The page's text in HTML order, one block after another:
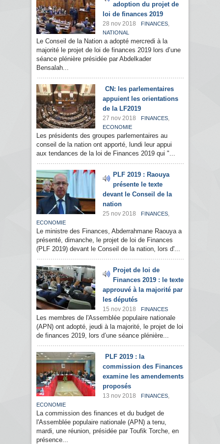
adoption du projet de
loi de finances 2019
28 nov 2018 FINANCES,
NATIONAL
Le Conseil de la Nation a adopté mercredi à la
majorité le projet de loi de finances 2019 lors d’une
séance plénière présidée par Abdelkader
Bensalah...
CN: les parlementaires
appuient les orientations
de la LF2019
27 nov 2018 FINANCES,
ECONOMIE
Les présidents des groupes parlementaires au
conseil de la nation ont apporté, lundi leur appui
aux tendances de la loi de Finances 2019 qui "...
PLF 2019 : Raouya
présente le texte
devant le Conseil de la
nation
25 nov 2018 FINANCES,
ECONOMIE
Le ministre des Finances, Abderrahmane Raouya a
présenté, dimanche, le projet de loi de Finances
(PLF 2019) devant le Conseil de la nation, lors d'...
Projet de loi de
Finances 2019 : le texte
approuvé à la majorité par
les députés
15 nov 2018 FINANCES
Les membres de l'Assemblée populaire nationale
(APN) ont adopté, jeudi à la majorité, le projet de loi
de finances 2019, lors d’une séance plénière...
PLF 2019 : la
commission des Finances
examine les amendements
proposés
13 nov 2018 FINANCES,
ECONOMIE
La commission des finances et du budget de
l'Assemblée populaire nationale (APN) a tenu,
mardi, une réunion, présidée par Toufik Torche, en
présence...